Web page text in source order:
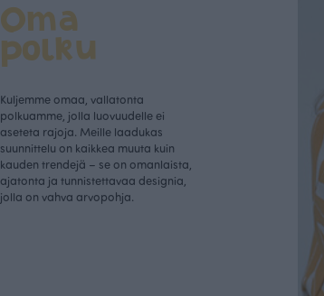
Oma
polku
Kuljemme omaa, vallatonta
polkuamme, jolla luovuudelle ei
aseteta rajoja. Meille laadukas
suunnittelu on kaikkea muuta kuin
kauden trendejä – se on omanlaista,
ajatonta ja tunnistettavaa designia,
jolla on vahva arvopohja.